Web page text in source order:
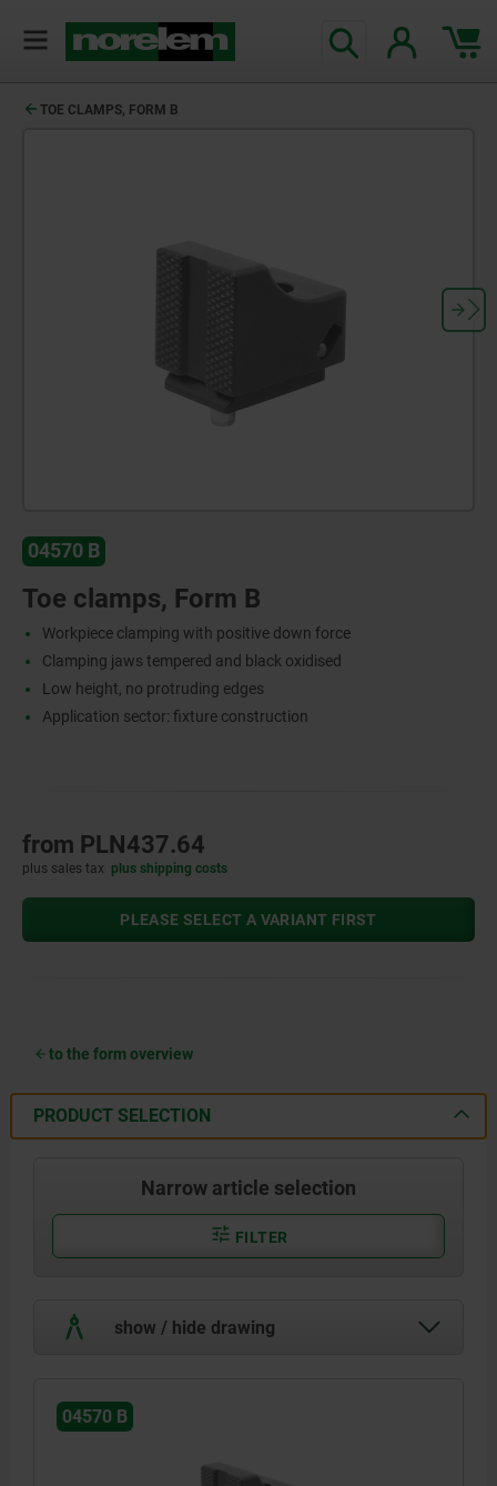
TOE CLAMPS, FORM B
04570 B
Toe clamps, Form B
Workpiece clamping with positive down force
Clamping jaws tempered and black oxidised
Low height, no protruding edges
Application sector: fixture construction
from PLN437.64
plus sales tax plus shipping costs
PLEASE SELECT A VARIANT FIRST
to the form overview
PRODUCT SELECTION
Narrow article selection
FILTER
show / hide drawing
04570 B